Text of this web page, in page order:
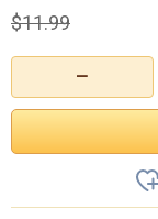
−
$11.99